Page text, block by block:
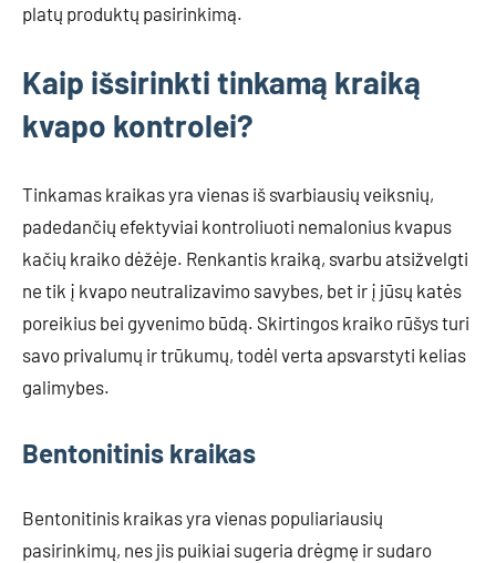
platų produktų pasirinkimą.
Kaip išsirinkti tinkamą kraiką
kvapo kontrolei?
Tinkamas kraikas yra vienas iš svarbiausių veiksnių,
padedančių efektyviai kontroliuoti nemalonius kvapus
kačių kraiko dėžėje. Renkantis kraiką, svarbu atsižvelgti
ne tik į kvapo neutralizavimo savybes, bet ir į jūsų katės
poreikius bei gyvenimo būdą. Skirtingos kraiko rūšys turi
savo privalumų ir trūkumų, todėl verta apsvarstyti kelias
galimybes.
Bentonitinis kraikas
Bentonitinis kraikas yra vienas populiariausių
pasirinkimų, nes jis puikiai sugeria drėgmę ir sudaro